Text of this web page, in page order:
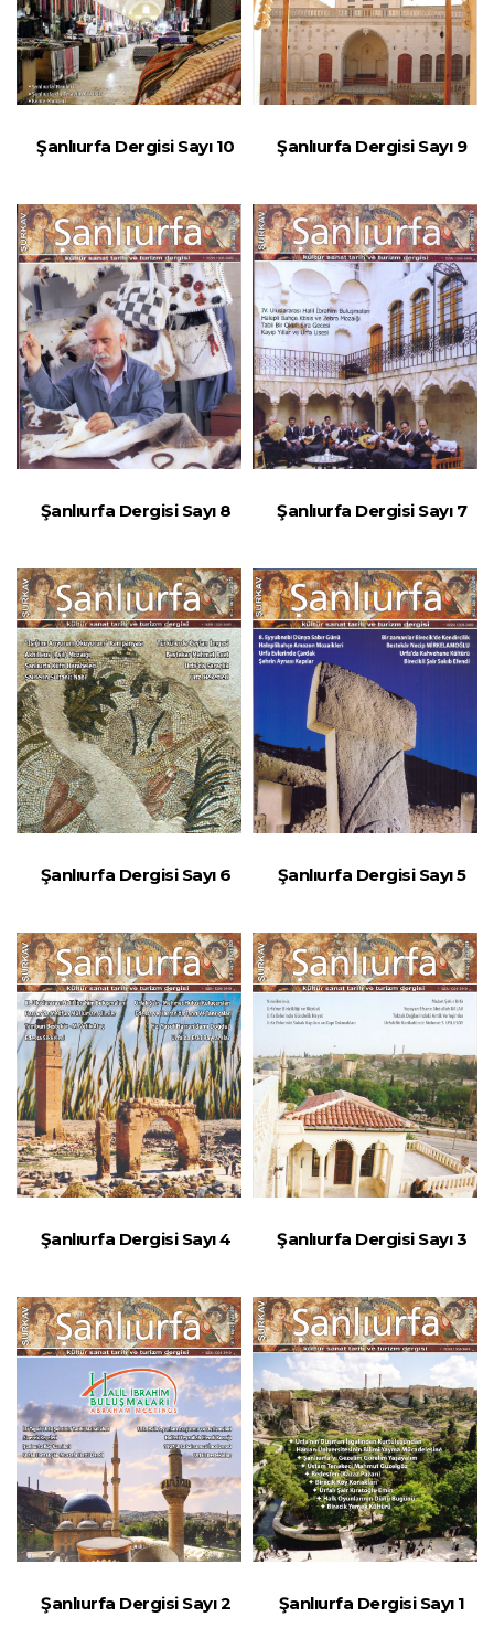
Şanlıurfa Dergisi Sayı 10 Şanlıurfa Dergisi Sayı 9
Şanlıurfa Dergisi Sayı 8 Şanlıurfa Dergisi Sayı 7
Şanlıurfa Dergisi Sayı 6 Şanlıurfa Dergisi Sayı 5
Şanlıurfa Dergisi Sayı 4 Şanlıurfa Dergisi Sayı 3
Şanlıurfa Dergisi Sayı 2 Şanlıurfa Dergisi Sayı 1